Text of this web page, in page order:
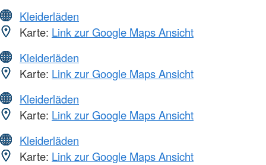
Kleiderläden
Karte: Link zur Google Maps Ansicht
Kleiderläden
Karte: Link zur Google Maps Ansicht
Kleiderläden
Karte: Link zur Google Maps Ansicht
Kleiderläden
Karte: Link zur Google Maps Ansicht